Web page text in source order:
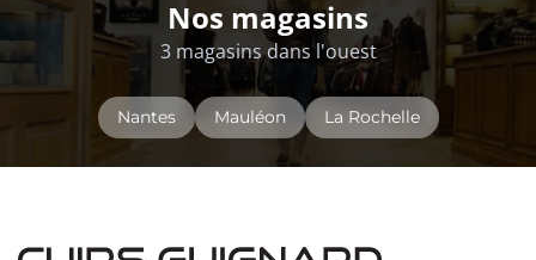
Nos magasins
3 magasins dans l'ouest
Nantes Mauléon La Rochelle